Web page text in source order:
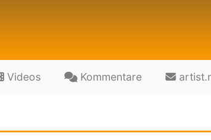
Videos Kommentare